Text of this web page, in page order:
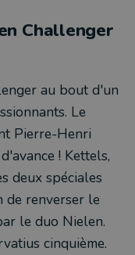
Challenger
au bout d'un
Le
Pierre-Henri
! Kettels,
deux spéciales
de renverser le
le duo Nielen.
cinquième.